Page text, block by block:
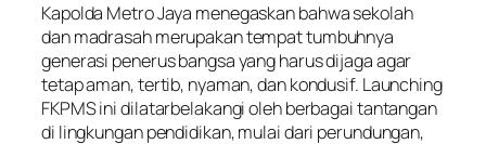
Kapolda Metro Jaya menegaskan bahwa sekolah
dan madrasah merupakan tempat tumbuhnya
generasi penerus bangsa yang harus dijaga agar
tetap aman, tertib, nyaman, dan kondusif. Launching
FKPMS ini dilatarbelakangi oleh berbagai tantangan
di lingkungan pendidikan, mulai dari perundungan,